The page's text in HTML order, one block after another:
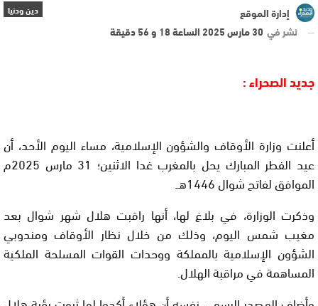
دين ودنيا
إدارة الموقع
نشر في 30 مارس 2025 الساعة 18 و 56 دقيقة
جديد الصحراء :
أعلنت وزارة الأوقاف والشؤون الإسلامية، مساء اليوم الأحد، أن
عيد الفطر المبارك يحل بالمغرب غدا الاثنين؛ 31 مارس 2025م
الموافق لفاتح شوال 1446هـ.
وذكرت الوزارة، في بلاغ لها، أنها راقبت هلال شهر شوال بعد
مغيب شمس اليوم، وذلك من خلال نظار الأوقاف ومندوبي
الشؤون الإسلامية بالمملكة ووحدات القوات المسلحة الملكية
المساهمة في مراقبة الهلال.